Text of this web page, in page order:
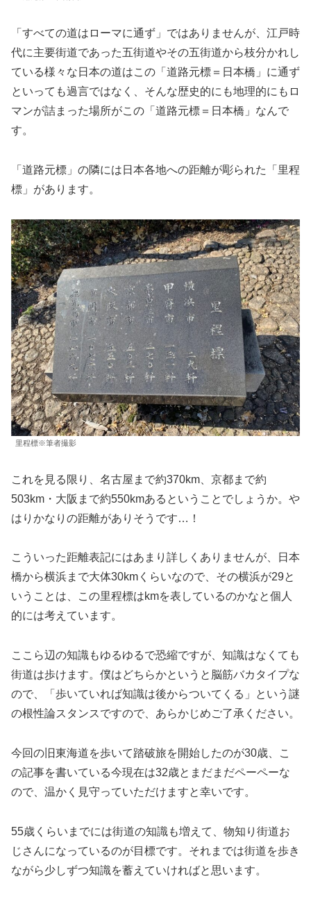
「すべての道はローマに通ず」ではありませんが、江戸時
代に主要街道であった五街道やその五街道から枝分かれし
ている様々な日本の道はこの「道路元標＝日本橋」に通ず
といっても過言ではなく、そんな歴史的にも地理的にもロ
マンが詰まった場所がこの「道路元標＝日本橋」なんで
す。
「道路元標」の隣には日本各地への距離が彫られた「里程
標」があります。
里程標※筆者撮影
これを見る限り、名古屋まで約370km、京都まで約
503km・大阪まで約550kmあるということでしょうか。や
はりかなりの距離がありそうです…！
こういった距離表記にはあまり詳しくありませんが、日本
橋から横浜まで大体30kmくらいなので、その横浜が29と
いうことは、この里程標はkmを表しているのかなと個人
的には考えています。
ここら辺の知識もゆるゆるで恐縮ですが、知識はなくても
街道は歩けます。僕はどちらかというと脳筋バカタイプな
ので、「歩いていれば知識は後からついてくる」という謎
の根性論スタンスですので、あらかじめご了承ください。
今回の旧東海道を歩いて踏破旅を開始したのが30歳、こ
の記事を書いている今現在は32歳とまだまだペーペーな
ので、温かく見守っていただけますと幸いです。
55歳くらいまでには街道の知識も増えて、物知り街道お
じさんになっているのが目標です。それまでは街道を歩き
ながら少しずつ知識を蓄えていければと思います。